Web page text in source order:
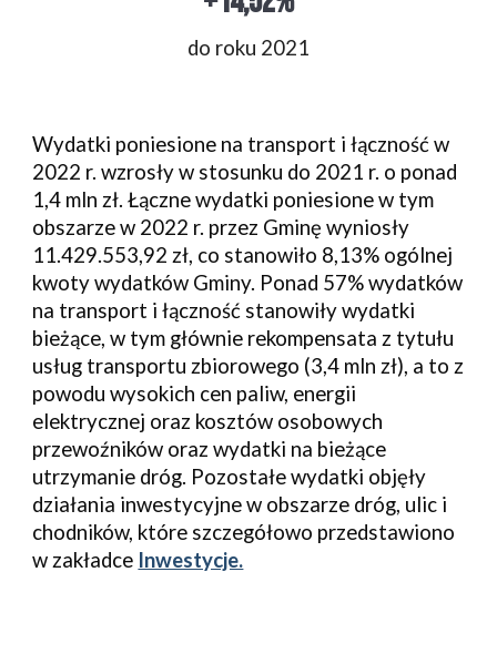
do roku 2021
Wydatki poniesione na transport i łączność w
2022 r. wzrosły w stosunku do 2021 r. o ponad
1,4 mln zł.Łączne wydatki poniesione w tym
obszarze w 2022 r. przez Gminę wyniosły
11.429.553,92 zł, co stanowiło 8,13% ogólnej
kwoty wydatków Gminy. Ponad 57% wydatków
na transport i łączność stanowiły wydatki
bieżące, w tym głównie rekompensata z tytułu
usług transportu zbiorowego (3,4 mln zł), a to z
powodu wysokich cen paliw, energii
elektrycznej oraz kosztów osobowych
przewoźników oraz wydatki na bieżące
utrzymanie dróg. Pozostałe wydatki objęły
działania inwestycyjne w obszarze dróg, ulic i
chodników, które szczegółowo przedstawiono
w zakładce Inwestycje.